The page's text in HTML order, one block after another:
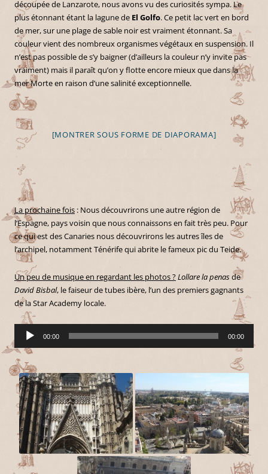
découpée de Lanzarote, nous avons vu des curiosités sympa. Le
plus étonnant étant la lagune de El Golfo. Ce petit lac vert en bord
de mer, sur une plage de sable noir est vraiment étonnant. Sa
couleur vient des nombreux organismes végétaux en suspension. Il
n’est pas possible de s’y baigner (d’ailleurs la couleur n’y invite pas
vraiment) mais il paraît qu’on y flotte encore mieux que dans la
mer Morte en raison d’une salinité exceptionnelle.
[MONTRER SOUS FORME DE DIAPORAMA]
La prochaine fois : Nous découvrirons une autre région de
l’Espagne, pays voisin que nous connaissons en fait très peu. Pour
ce qui est des Canaries nous découvrirons les autres îles de
l’archipel, notamment Ténérife qui abrite le fameux pic du Teide.
Un peu de musique en regardant les photos ?Lollare la penasde
David Bisbal, le faiseur de tubes ibère, l’un des premiers gagnants
de la Star Academy locale.
Lecteur
audio
00:00 00:00